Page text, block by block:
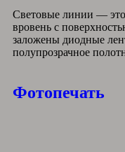
Световые линии —
вровень с
заложены диодные
полупрозрачное
Фотопечать